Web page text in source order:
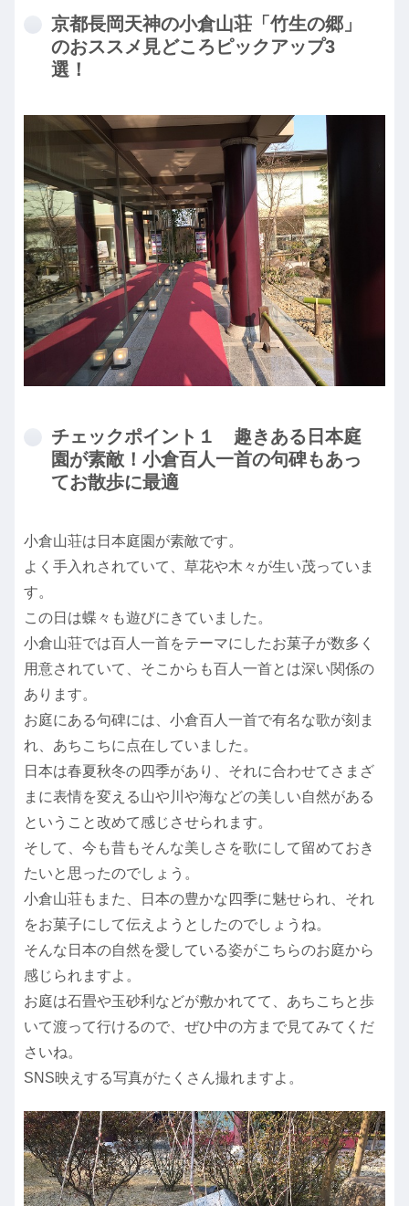
京都長岡天神の小倉山荘「竹生の郷」
のおススメ見どころピックアップ3
選！
チェックポイント１ 趣きある日本庭
園が素敵！小倉百人一首の句碑もあっ
てお散歩に最適
小倉山荘は日本庭園が素敵です。
よく手入れされていて、草花や木々が生い茂っていま
す。
この日は蝶々も遊びにきていました。
小倉山荘では百人一首をテーマにしたお菓子が数多く
用意されていて、そこからも百人一首とは深い関係の
あります。
お庭にある句碑には、小倉百人一首で有名な歌が刻ま
れ、あちこちに点在していました。
日本は春夏秋冬の四季があり、それに合わせてさまざ
まに表情を変える山や川や海などの美しい自然がある
ということ改めて感じさせられます。
そして、今も昔もそんな美しさを歌にして留めておき
たいと思ったのでしょう。
小倉山荘もまた、日本の豊かな四季に魅せられ、それ
をお菓子にして伝えようとしたのでしょうね。
そんな日本の自然を愛している姿がこちらのお庭から
感じられますよ。
お庭は石畳や玉砂利などが敷かれてて、あちこちと歩
いて渡って行けるので、ぜひ中の方まで見てみてくだ
さいね。
SNS映えする写真がたくさん撮れますよ。